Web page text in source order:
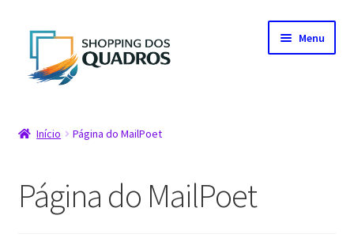
Pular
navegação
Pular
conteúdo
Menu
Carrinho
Início Página do MailPoet
Página do MailPoet